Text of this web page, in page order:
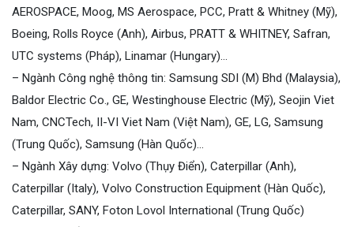
AEROSPACE, Moog, MS Aerospace, PCC, Pratt & Whitney (Mỹ),
Boeing, Rolls Royce (Anh), Airbus, PRATT & WHITNEY, Safran,
UTC systems (Pháp), Linamar (Hungary)…
– Ngành Công nghệ thông tin: Samsung SDI (M) Bhd (Malaysia),
Baldor Electric Co., GE, Westinghouse Electric (Mỹ), Seojin Viet
Nam, CNCTech, II-VI Viet Nam (Việt Nam), GE, LG, Samsung
(Trung Quốc), Samsung (Hàn Quốc)…
– Ngành Xây dựng: Volvo (Thụy Điển), Caterpillar (Anh),
Caterpillar (Italy), Volvo Construction Equipment (Hàn Quốc),
Caterpillar, SANY, Foton Lovol International (Trung Quốc)